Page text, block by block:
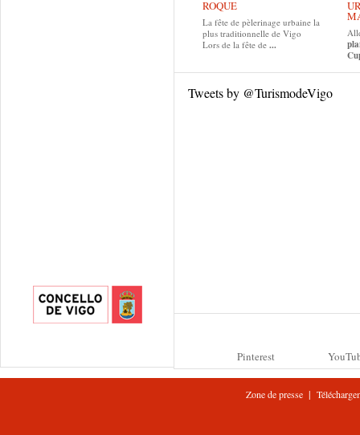
ROQUE
La fête de pèlerinage urbaine la
plus traditionnelle de Vigo
Lors de la fête de ...
Tweets by @TurismodeVigo
Pinterest
Zone de presse |